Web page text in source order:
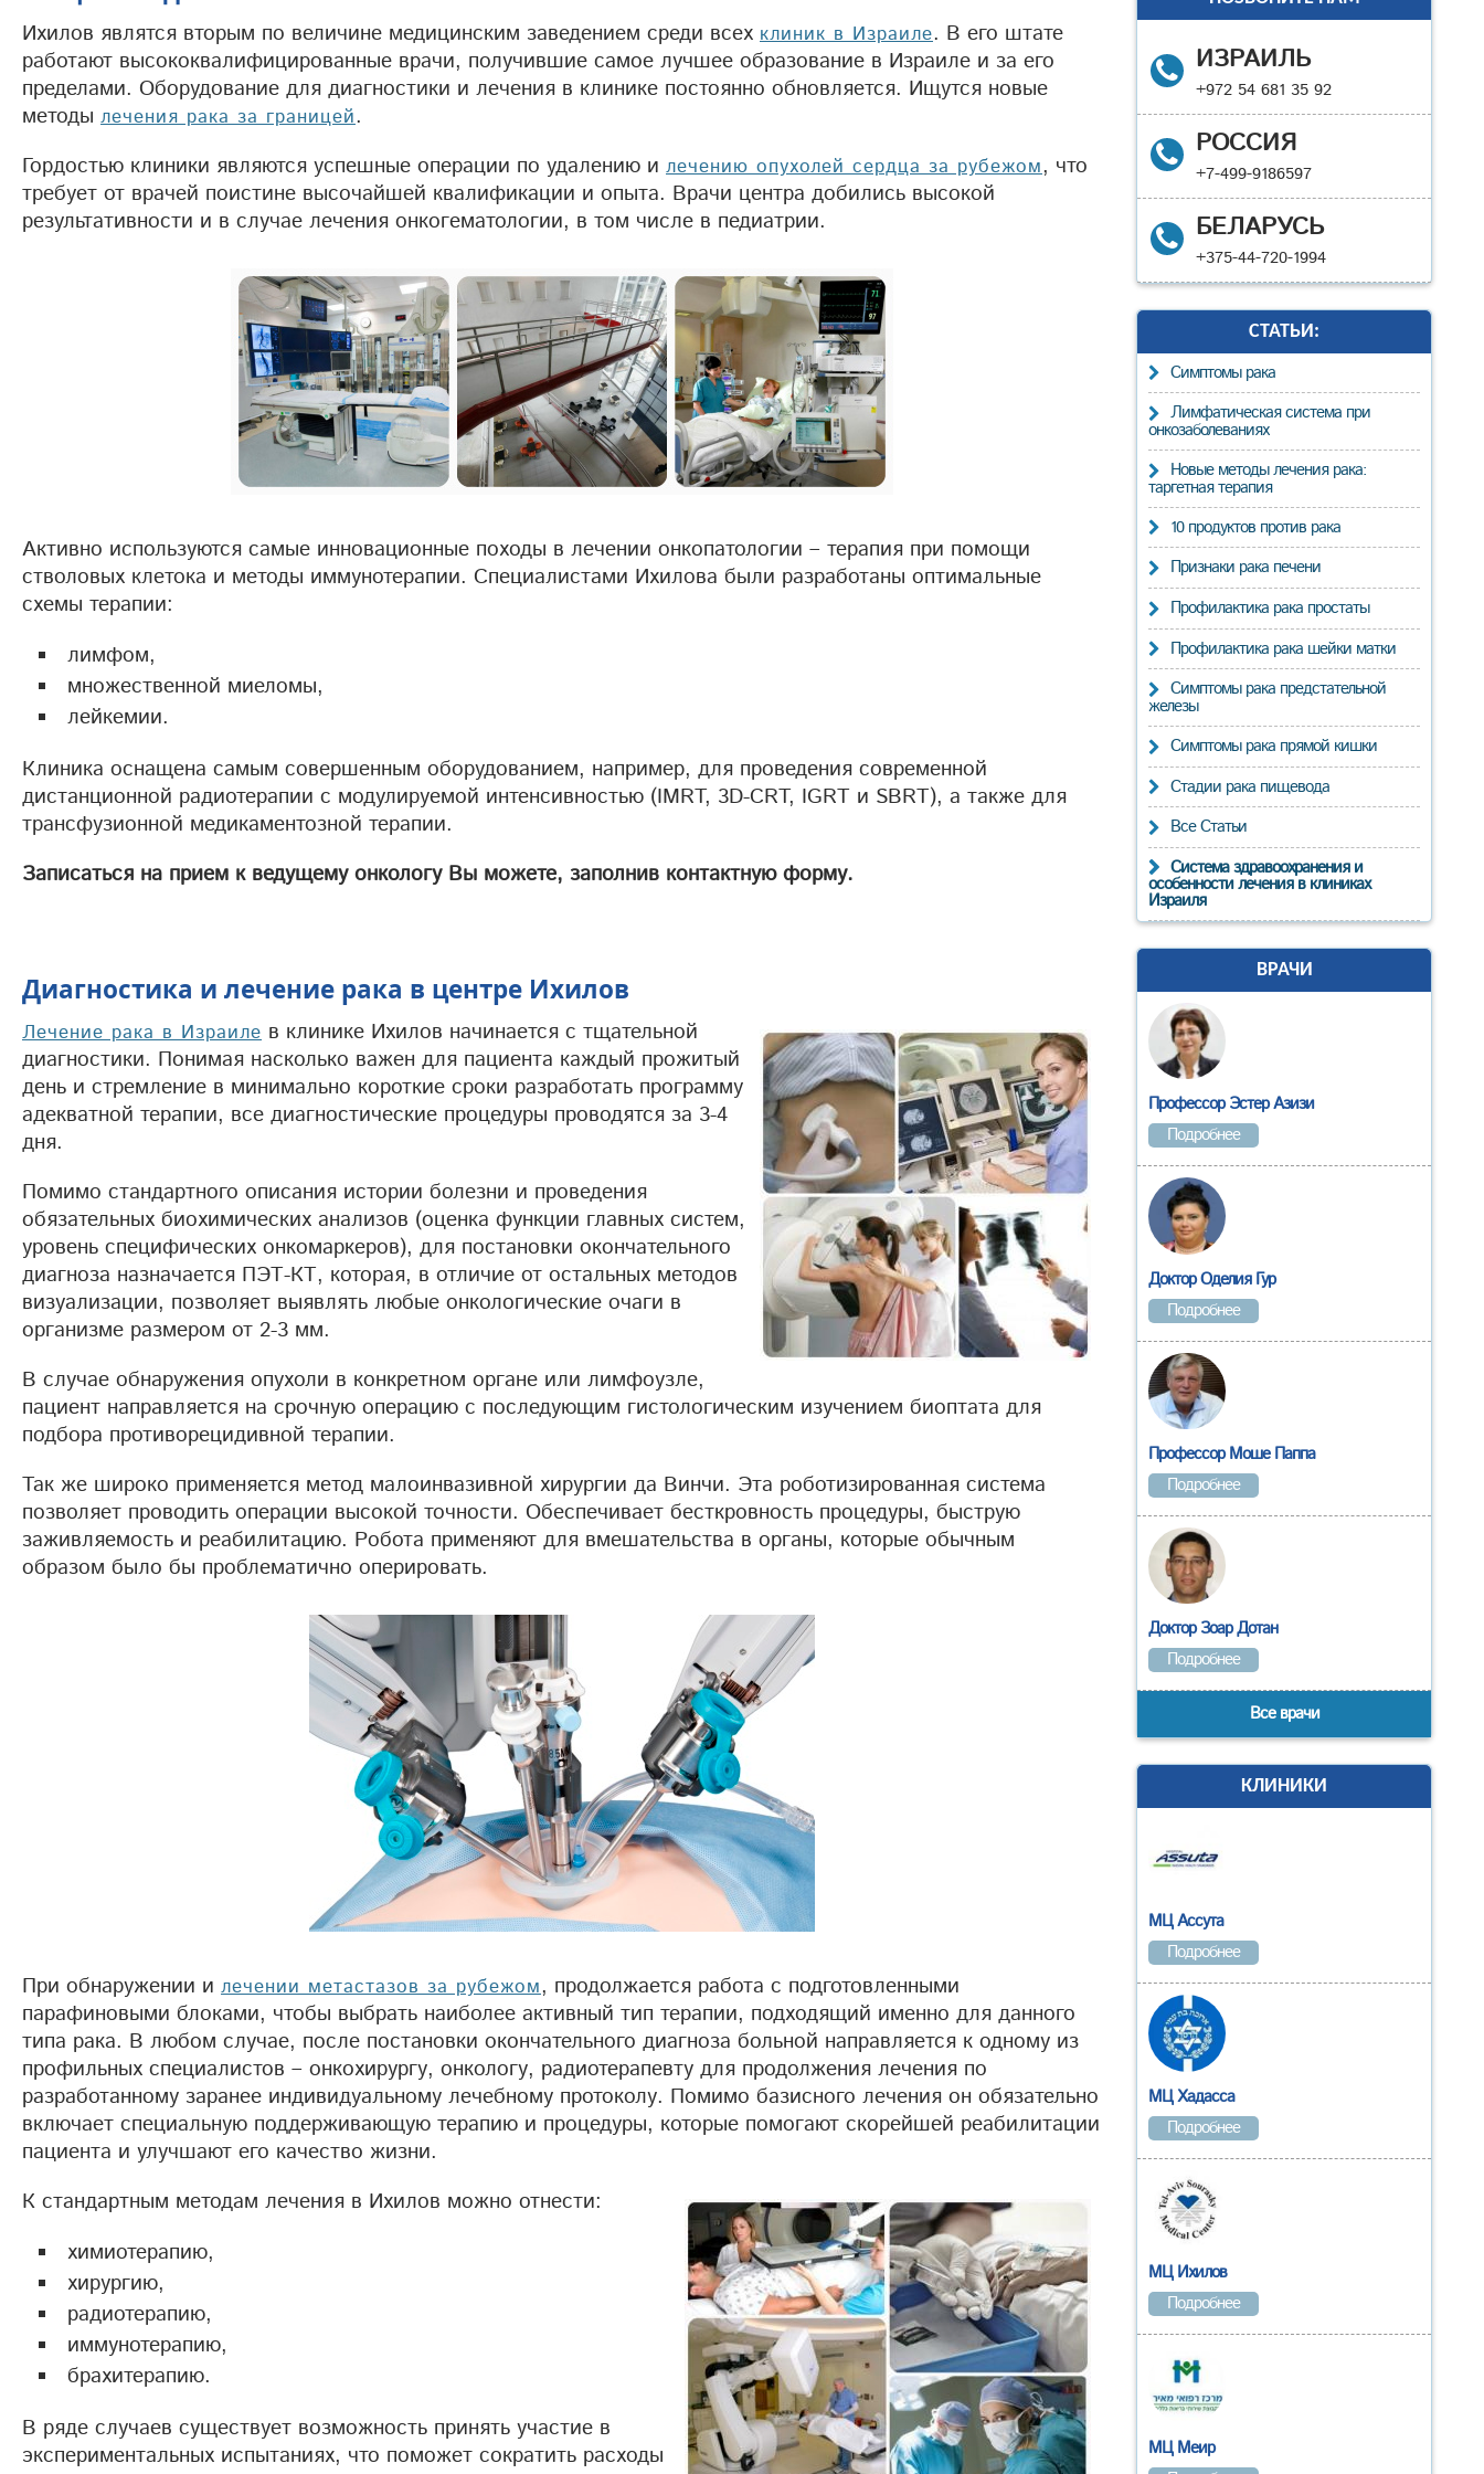
Ихилов являтся вторым по величине медицинским заведением среди всех клиник в Израиле. В его штате
работают высококвалифицированные врачи, получившие самое лучшее образование в Израиле и за его
пределами. Оборудование для диагностики и лечения в клинике постоянно обновляется. Ищутся новые
методы лечения рака за границей.
Гордостью клиники являются успешные операции по удалению и лечению опухолей сердца за рубежом, что
требует от врачей поистине высочайшей квалификации и опыта. Врачи центра добились высокой
результативности и в случае лечения онкогематологии, в том числе в педиатрии.
Активно используются самые инновационные походы в лечении онкопатологии – терапия при помощи
стволовых клетока и методы иммунотерапии. Специалистами Ихилова были разработаны оптимальные
схемы терапии:
лимфом,
множественной миеломы,
лейкемии.
Клиника оснащена самым совершенным оборудованием, например, для проведения современной
дистанционной радиотерапии с модулируемой интенсивностью (IMRT, 3D-CRT, IGRT и SBRT), а также для
трансфузионной медикаментозной терапии.
Записаться на прием к ведущему онкологу Вы можете, заполнив контактную форму.
Диагностика и лечение рака в центре Ихилов
Лечение рака в Израиле в клинике Ихилов начинается с тщательной
диагностики. Понимая насколько важен для пациента каждый прожитый
день и стремление в минимально короткие сроки разработать программу
адекватной терапии, все диагностические процедуры проводятся за 3-4
дня.
Помимо стандартного описания истории болезни и проведения
обязательных биохимических анализов (оценка функции главных систем,
уровень специфических онкомаркеров), для постановки окончательного
диагноза назначается ПЭТ-КТ, которая, в отличие от остальных методов
визуализации, позволяет выявлять любые онкологические очаги в
организме размером от 2-3 мм.
В случае обнаружения опухоли в конкретном органе или лимфоузле,
пациент направляется на срочную операцию с последующим гистологическим изучением биоптата для
подбора противорецидивной терапии.
Так же широко применяется метод малоинвазивной хирургии да Винчи. Эта роботизированная система
позволяет проводить операции высокой точности. Обеспечивает бесткровность процедуры, быструю
заживляемость и реабилитацию. Робота применяют для вмешательства в органы, которые обычным
образом было бы проблематично оперировать.
При обнаружении и лечении метастазов за рубежом, продолжается работа с подготовленными
парафиновыми блоками, чтобы выбрать наиболее активный тип терапии, подходящий именно для данного
типа рака. В любом случае, после постановки окончательного диагноза больной направляется к одному из
профильных специалистов – онкохирургу, онкологу, радиотерапевту для продолжения лечения по
разработанному заранее индивидуальному лечебному протоколу. Помимо базисного лечения он обязательно
включает специальную поддерживающую терапию и процедуры, которые помогают скорейшей реабилитации
пациента и улучшают его качество жизни.
К стандартным методам лечения в Ихилов можно отнести:
химиотерапию,
хирургию,
радиотерапию,
иммунотерапию,
брахитерапию.
В ряде случаев существует возможность принять участие в
экспериментальных испытаниях, что поможет сократить расходы
ИЗРАИЛЬ
+972 54 681 35 92
РОССИЯ
+7-499-9186597
БЕЛАРУСЬ
+375-44-720-1994
СТАТЬИ:
Cимптомы рака
Лимфатическая система при
онкозаболеваниях
Новые методы лечения рака:
таргетная терапия
10 продуктов против рака
Признаки рака печени
Профилактика рака простаты
Профилактика рака шейки матки
Симптомы рака предстательной
железы
Симптомы рака прямой кишки
Стадии рака пищевода
Все Статьи
Система здравоохранения и
особенности лечения в клиниках
Израиля
ВРАЧИ
Профессор Эстер Азизи
Подробнее
Доктор Оделия Гур
Подробнее
Профессор Моше Паппа
Подробнее
Доктор Зоар Дотан
Подробнее
Все врачи
КЛИНИКИ
МЦ Ассута
Подробнее
МЦ Хадасса
Подробнее
МЦ Ихилов
Подробнее
МЦ Меир